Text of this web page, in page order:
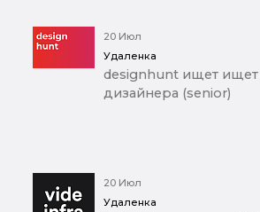
20 Июл
Удаленка
designhunt ищет ищет
дизайнера (senior)
20 Июл
Удаленка